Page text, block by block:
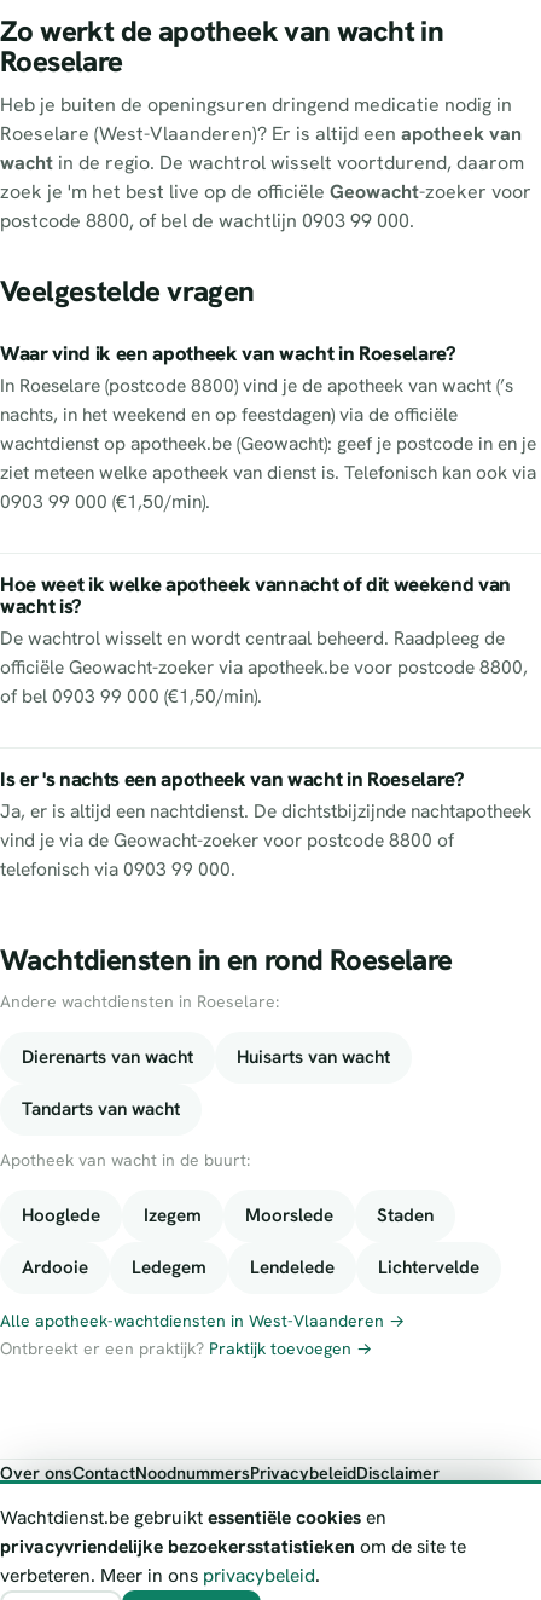
Zo werkt de apotheek van wacht in
Roeselare
Heb je buiten de openingsuren dringend medicatie nodig in
Roeselare (West-Vlaanderen)? Er is altijd een apotheek van
wacht in de regio. De wachtrol wisselt voortdurend, daarom
zoek je 'm het best live op de officiële Geowacht-zoeker voor
postcode 8800, of bel de wachtlijn 0903 99 000.
Veelgestelde vragen
Waar vind ik een apotheek van wacht in Roeselare?
In Roeselare (postcode 8800) vind je de apotheek van wacht (’s
nachts, in het weekend en op feestdagen) via de officiële
wachtdienst op apotheek.be (Geowacht): geef je postcode in en je
ziet meteen welke apotheek van dienst is. Telefonisch kan ook via
0903 99 000 (€1,50/min).
Hoe weet ik welke apotheek vannacht of dit weekend van
wacht is?
De wachtrol wisselt en wordt centraal beheerd. Raadpleeg de
officiële Geowacht-zoeker via apotheek.be voor postcode 8800,
of bel 0903 99 000 (€1,50/min).
Is er 's nachts een apotheek van wacht in Roeselare?
Ja, er is altijd een nachtdienst. De dichtstbijzijnde nachtapotheek
vind je via de Geowacht-zoeker voor postcode 8800 of
telefonisch via 0903 99 000.
Wachtdiensten in en rond Roeselare
Andere wachtdiensten in Roeselare:
Dierenarts van wacht Huisarts van wacht
Tandarts van wacht
Apotheek van wacht in de buurt:
Hooglede Izegem Moorslede Staden
Ardooie Ledegem Lendelede Lichtervelde
Alle apotheek-wachtdiensten in West-Vlaanderen →
Ontbreekt er een praktijk? Praktijk toevoegen →
Over onsContactNoodnummersPrivacybeleidDisclaimer
Wachtdienst.be toont publieke wachtdienst-informatie ter oriëntatie.
Bij levensgevaar bel je altijd 112. Controleer altijd de actuele
wachtregeling bij de vermelde officiële bron.
Wachtdienst.be gebruiktessentiële cookiesen
privacyvriendelijke bezoekersstatistieken om de site te
verbeteren. Meer in ons privacybeleid.